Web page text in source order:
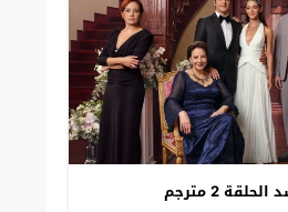
2 مترجم